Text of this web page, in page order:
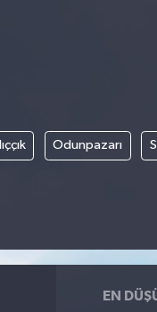
Odunpazarı
EN